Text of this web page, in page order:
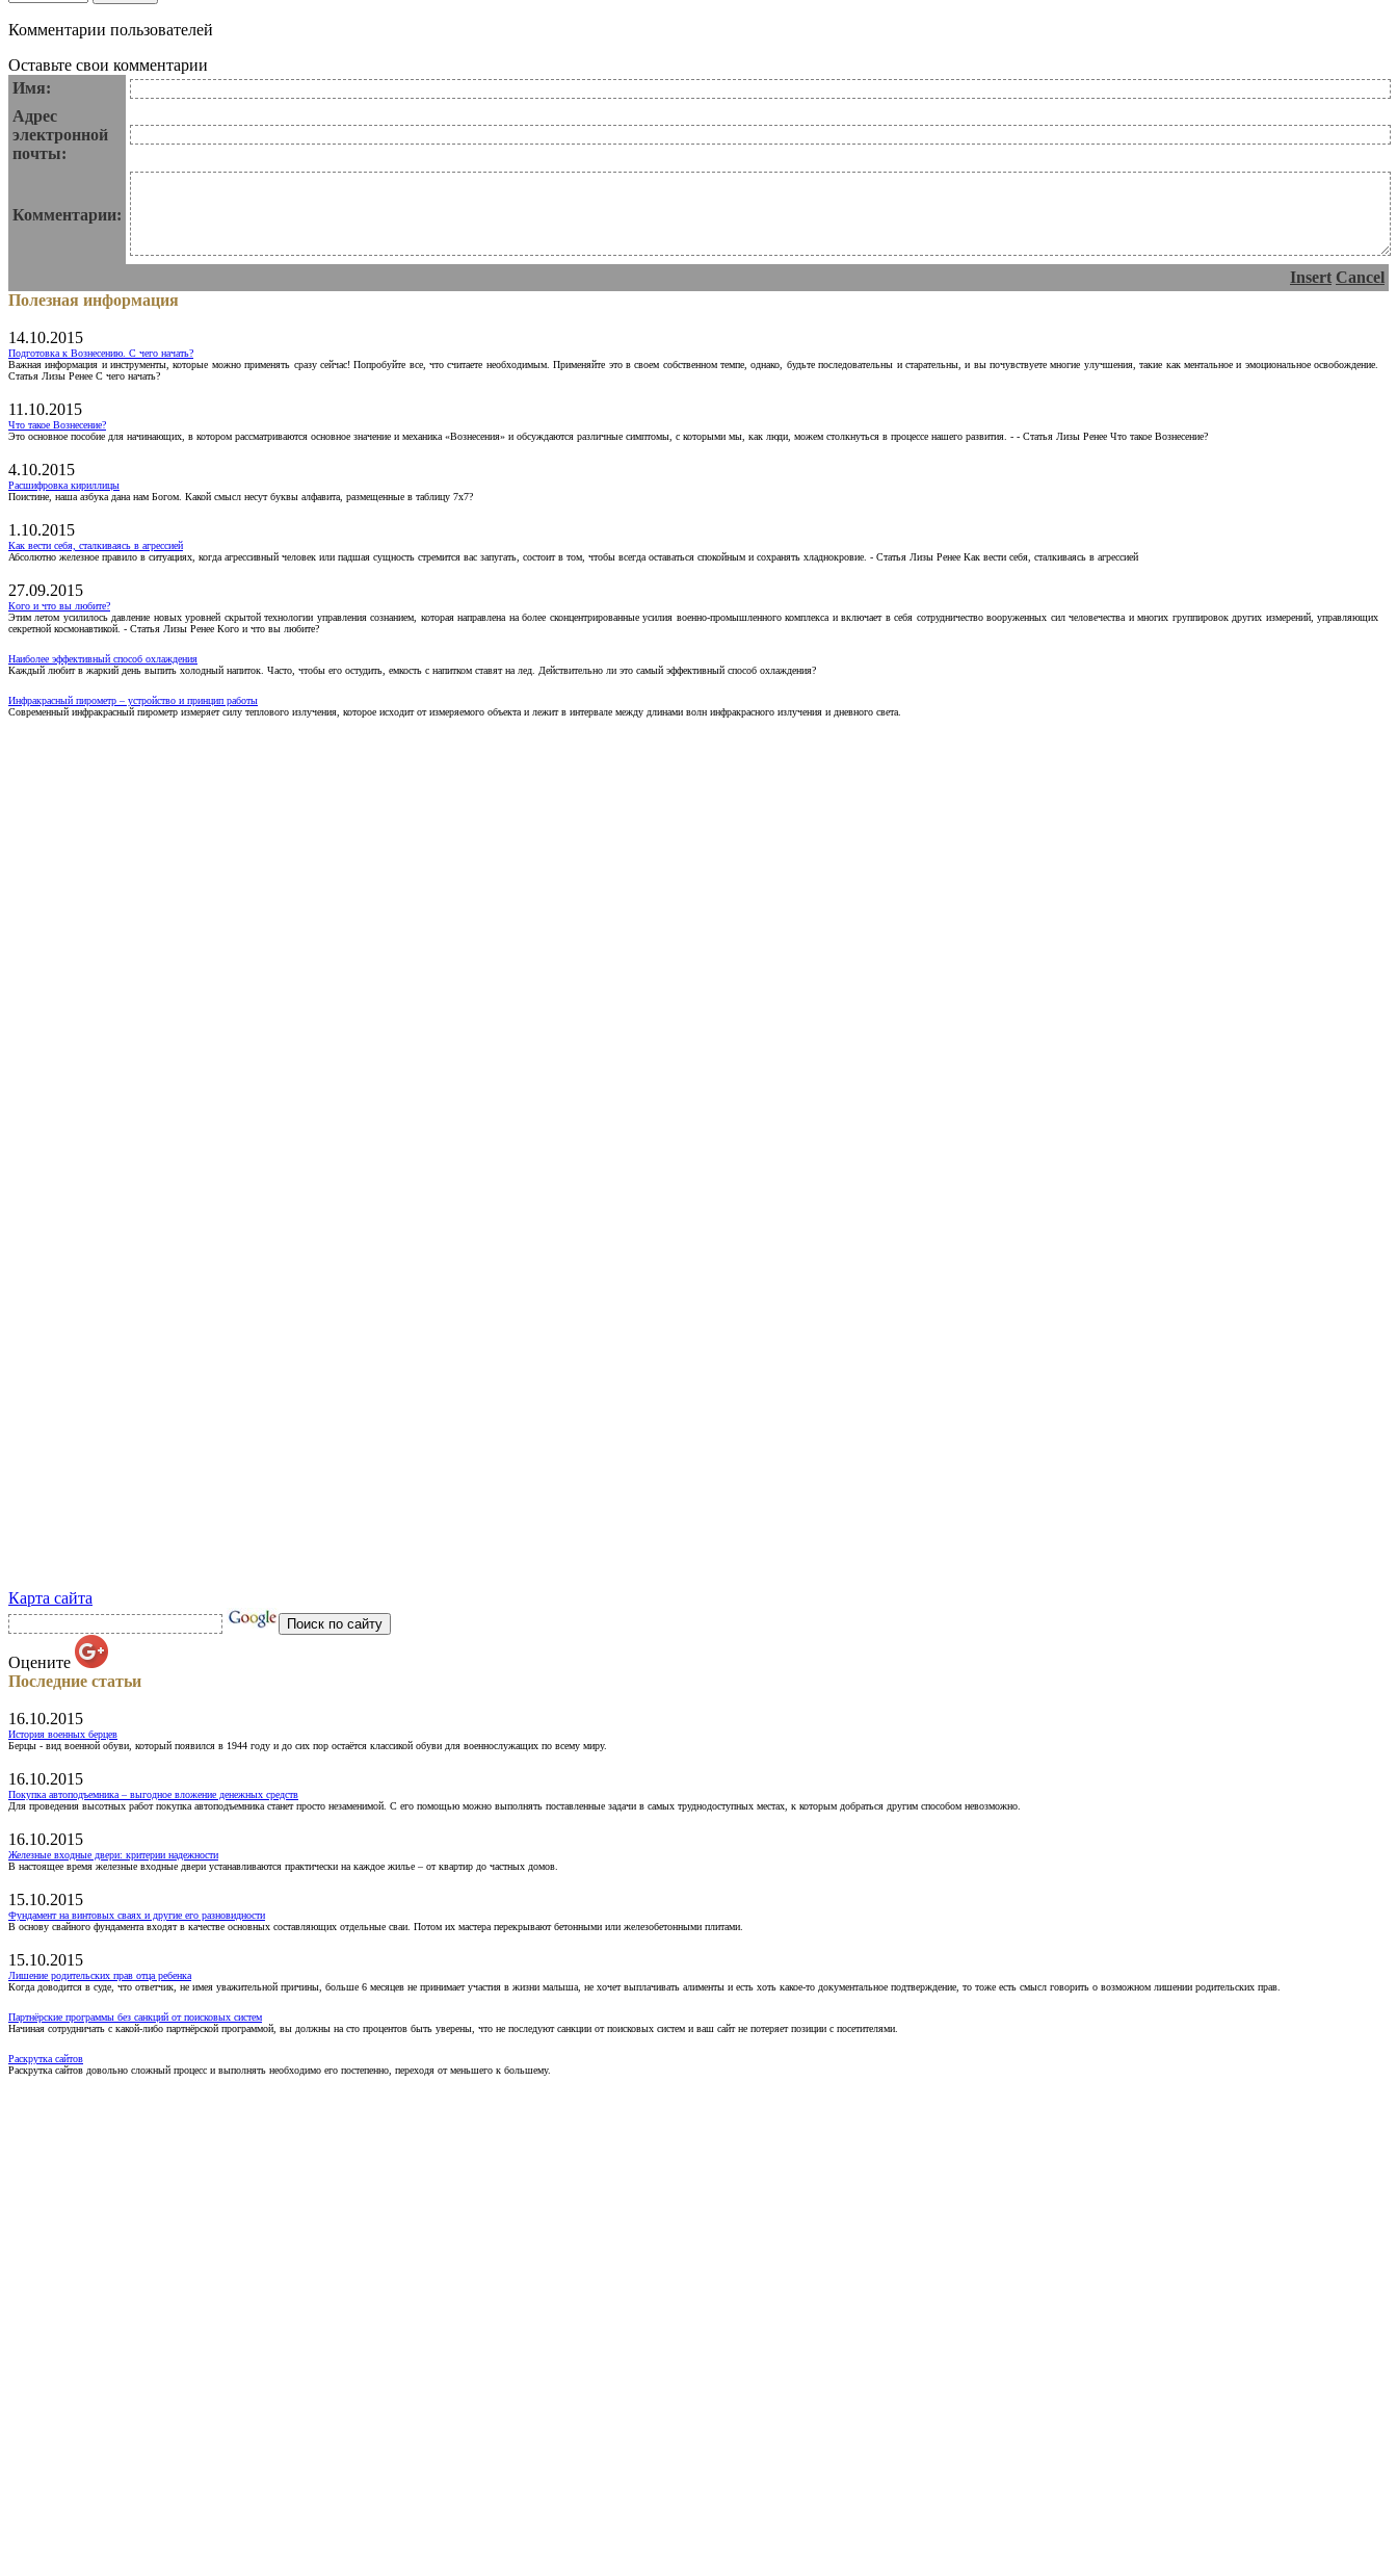
Комментарии пользователей
Оставьте свои комментарии
Имя:
Адрес
электронной
почты:
Комментарии:
Insert Cancel
Полезная информация
14.10.2015
Подготовка к Вознесению. С чего начать?
Важная информация и инструменты, которые можно применять сразу сейчас! Попробуйте все, что считаете необходимым. Применяйте это в своем собственном темпе, однако, будьте последовательны и старательны, и вы почувствуете многие улучшения, такие как ментальное и эмоциональное освобождение.
Статья Лизы Ренее С чего начать?
11.10.2015
Что такое Вознесение?
Это основное пособие для начинающих, в котором рассматриваются основное значение и механика «Вознесения» и обсуждаются различные симптомы, с которыми мы, как люди, можем столкнуться в процессе нашего развития. - - Статья Лизы Ренее Что такое Вознесение?
4.10.2015
Расшифровка кириллицы
Поистине, наша азбука дана нам Богом. Какой смысл несут буквы алфавита, размещенные в таблицу 7х7?
1.10.2015
Как вести себя, сталкиваясь в агрессией
Абсолютно железное правило в ситуациях, когда агрессивный человек или падшая сущность стремится вас запугать, состоит в том, чтобы всегда оставаться спокойным и сохранять хладнокровие. - Статья Лизы Ренее Как вести себя, сталкиваясь в агрессией
27.09.2015
Кого и что вы любите?
Этим летом усилилось давление новых уровней скрытой технологии управления сознанием, которая направлена на более сконцентрированные усилия военно-промышленного комплекса и включает в себя сотрудничество вооруженных сил человечества и многих группировок других измерений, управляющих
секретной космонавтикой. - Статья Лизы Ренее Кого и что вы любите?
Наиболее эффективный способ охлаждения
Каждый любит в жаркий день выпить холодный напиток. Часто, чтобы его остудить, емкость с напитком ставят на лед. Действительно ли это самый эффективный способ охлаждения?
Инфракрасный пирометр – устройство и принцип работы
Современный инфракрасный пирометр измеряет силу теплового излучения, которое исходит от измеряемого объекта и лежит в интервале между длинами волн инфракрасного излучения и дневного света.
Карта сайта
Оцените
Последние статьи
16.10.2015
История военных берцев
Берцы - вид военной обуви, который появился в 1944 году и до сих пор остаётся классикой обуви для военнослужащих по всему миру.
16.10.2015
Покупка автоподъемника – выгодное вложение денежных средств
Для проведения высотных работ покупка автоподъемника станет просто незаменимой. С его помощью можно выполнять поставленные задачи в самых труднодоступных местах, к которым добраться другим способом невозможно.
16.10.2015
Железные входные двери: критерии надежности
В настоящее время железные входные двери устанавливаются практически на каждое жилье – от квартир до частных домов.
15.10.2015
Фундамент на винтовых сваях и другие его разновидности
В основу свайного фундамента входят в качестве основных составляющих отдельные сваи. Потом их мастера перекрывают бетонными или железобетонными плитами.
15.10.2015
Лишение родительских прав отца ребенка
Когда доводится в суде, что ответчик, не имея уважительной причины, больше 6 месяцев не принимает участия в жизни малыша, не хочет выплачивать алименты и есть хоть какое-то документальное подтверждение, то тоже есть смысл говорить о возможном лишении родительских прав.
Партнёрские программы без санкций от поисковых систем
Начиная сотрудничать с какой-либо партнёрской программой, вы должны на сто процентов быть уверены, что не последуют санкции от поисковых систем и ваш сайт не потеряет позиции с посетителями.
Раскрутка сайтов
Раскрутка сайтов довольно сложный процесс и выполнять необходимо его постепенно, переходя от меньшего к большему.